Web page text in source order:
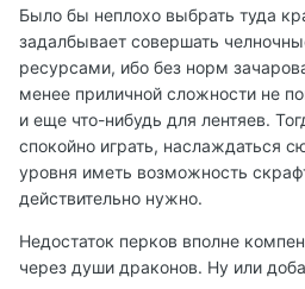
Было бы неплохо выбрать туда
задалбывает совершать
ресурсами, ибо без норм
менее приличной сложности не
и еще что-нибудь для лентяев.
спокойно играть, наслаждаться
уровня иметь возможность
действительно нужно.
Недостаток перков вполне
через души драконов. Ну или